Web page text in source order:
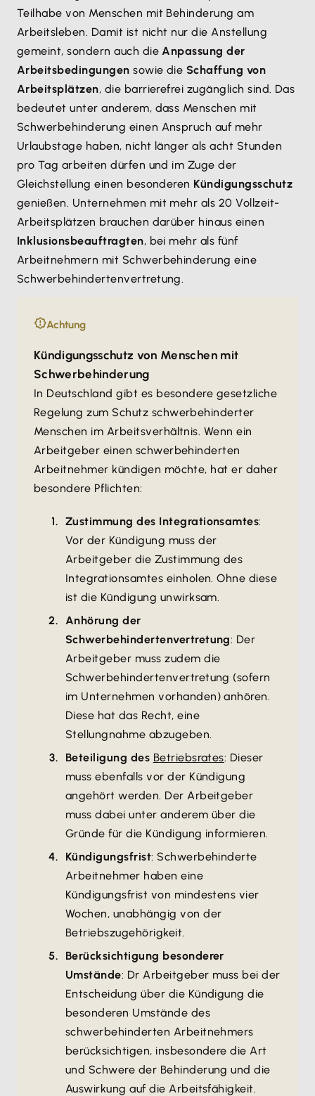
Teilhabe von Menschen mit Behinderung am
Arbeitsleben. Damit ist nicht nur die Anstellung
gemeint, sondern auch dieAnpassung der
Arbeitsbedingungen sowie die Schaffung von
Arbeitsplätzen, die barrierefrei zugänglich sind. Das
bedeutet unter anderem, dass Menschen mit
Schwerbehinderung einen Anspruch auf mehr
Urlaubstage haben, nicht länger als acht Stunden
pro Tag arbeiten dürfen und im Zuge der
Gleichstellung einen besonderen Kündigungsschutz
genießen. Unternehmen mit mehr als 20 Vollzeit-
Arbeitsplätzen brauchen darüber hinaus einen
Inklusionsbeauftragten, bei mehr als fünf
Arbeitnehmern mit Schwerbehinderung eine
Schwerbehindertenvertretung.
Achtung
Kündigungsschutz von Menschen mit
Schwerbehinderung
In Deutschland gibt es besondere gesetzliche
Regelung zum Schutz schwerbehinderter
Menschen im Arbeitsverhältnis. Wenn ein
Arbeitgeber einen schwerbehinderten
Arbeitnehmer kündigen möchte, hat er daher
besondere Pflichten:
Zustimmung des Integrationsamtes:
Vor der Kündigung muss der
Arbeitgeber die Zustimmung des
Integrationsamtes einholen. Ohne diese
ist die Kündigung unwirksam.
Anhörung der
Schwerbehindertenvertretung: Der
Arbeitgeber muss zudem die
Schwerbehindertenvertretung (sofern
im Unternehmen vorhanden) anhören.
Diese hat das Recht, eine
Stellungnahme abzugeben.
Beteiligung des Betriebsrates: Dieser
muss ebenfalls vor der Kündigung
angehört werden. Der Arbeitgeber
muss dabei unter anderem über die
Gründe für die Kündigung informieren.
Kündigungsfrist: Schwerbehinderte
Arbeitnehmer haben eine
Kündigungsfrist von mindestens vier
Wochen, unabhängig von der
Betriebszugehörigkeit.
Berücksichtigung besonderer
Umstände: Dr Arbeitgeber muss bei der
Entscheidung über die Kündigung die
besonderen Umstände des
schwerbehinderten Arbeitnehmers
berücksichtigen, insbesondere die Art
und Schwere der Behinderung und die
Auswirkung auf die Arbeitsfähigkeit.